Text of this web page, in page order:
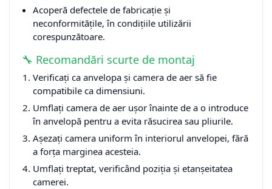
Acoperă defectele de fabricație și
neconformitățile, în condițiile utilizării
corespunzătoare.
🔧 Recomandări scurte de montaj
Verificați ca anvelopa și camera de aer să fie
compatibile ca dimensiuni.
Umflați camera de aer ușor înainte de a o introduce
în anvelopă pentru a evita răsucirea sau pliurile.
Așezați camera uniform în interiorul anvelopei, fără
a forța marginea acesteia.
Umflați treptat, verificând poziția și etanșeitatea
camerei.